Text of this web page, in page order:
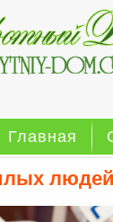
Главная
людей